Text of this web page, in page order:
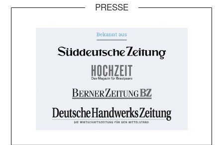
PRESSE